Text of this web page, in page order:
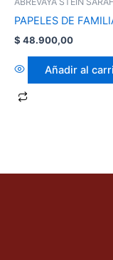
PAPELES DE
$ 48.900,00
Añadir al